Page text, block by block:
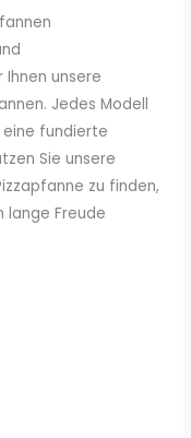
unsere
Jedes Modell
fundierte
Sie unsere
zu finden,
lange Freude